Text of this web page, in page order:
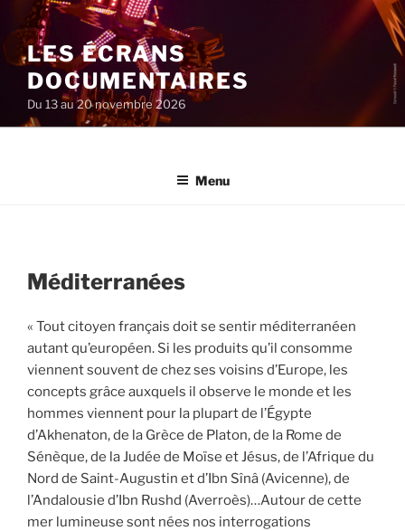
au
contenu
principal
LES ÉCRANS
DOCUMENTAIRES
Du 13 au 20 novembre 2026
Menu
Méditerranées
« Tout citoyen français doit se sentir méditerranéen
autant qu’européen. Si les produits qu’il consomme
viennent souvent de chez ses voisins d’Europe, les
concepts grâce auxquels il observe le monde et les
hommes viennent pour la plupart de l’Égypte
d’Akhenaton, de la Grèce de Platon, de la Rome de
Sénèque, de la Judée de Moïse et Jésus, de l’Afrique du
Nord de Saint-Augustin et d’Ibn Sînâ (Avicenne), de
l’Andalousie d’Ibn Rushd (Averroès)…Autour de cette
mer lumineuse sont nées nos interrogations